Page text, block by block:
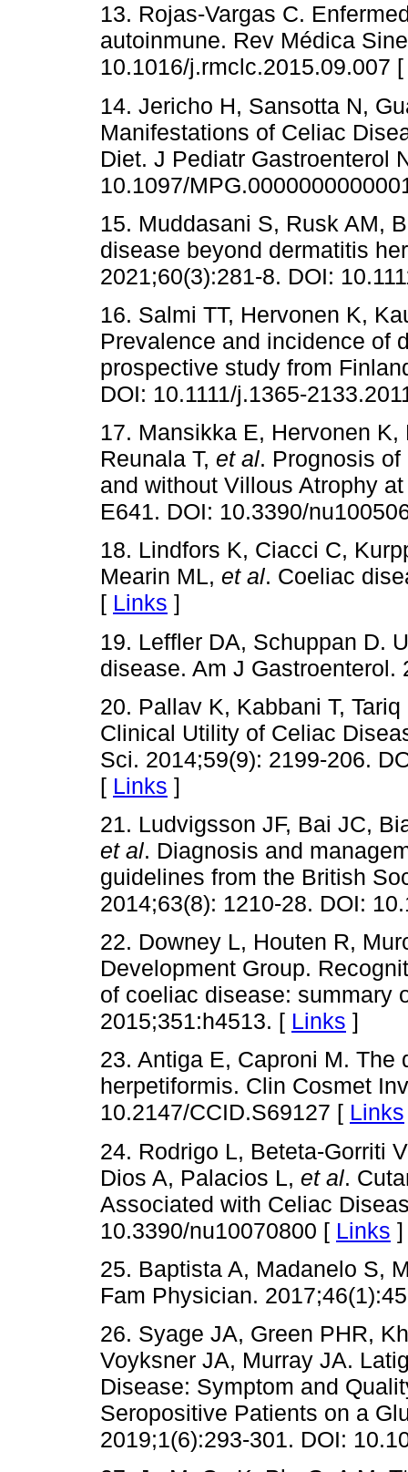
13. Rojas-Vargas C.
autoinmune. Rev Médica
10.1016/j.rmclc.2015.09.007
14. Jericho H, Sansotta N,
Manifestations of Celiac
Diet. J Pediatr Gastroenterol
10.1097/
15. Muddasani S, Rusk AM,
disease beyond dermatitis
2021;60(3):281-8. DOI:
16. Salmi TT, Hervonen K,
Prevalence and incidence of
prospective study from
DOI: 10.1111/j.1365-
17. Mansikka E, Hervonen
Reunala T, et al. Prognosis
and without Villous Atrophy
E641. DOI: 10.3390/
18. Lindfors K, Ciacci C,
Mearin ML, et al. Coeliac
[ Links ]
19. Leffler DA, Schuppan D.
disease. Am J
20. Pallav K, Kabbani T,
Clinical Utility of Celiac
Sci. 2014;59(9): 2199-206.
[ Links ]
21. Ludvigsson JF, Bai JC,
et al. Diagnosis and
guidelines from the British
2014;63(8): 1210-28. DOI:
22. Downey L, Houten R,
Development Group.
of coeliac disease: summary
2015;351:h4513. [ Links ]
23. Antiga E, Caproni M.
herpetiformis. Clin Cosmet
10.2147/CCID.S69127 [ Links
24. Rodrigo L, Beteta-Gorriti
Dios A, Palacios L, et al.
Associated with Celiac
10.3390/nu10070800 [ Links ]
25. Baptista A, Madanelo S,
Fam Physician.
26. Syage JA, Green PHR,
Voyksner JA, Murray JA.
Disease: Symptom and
Seropositive Patients on a
2019;1(6):293-301. DOI: